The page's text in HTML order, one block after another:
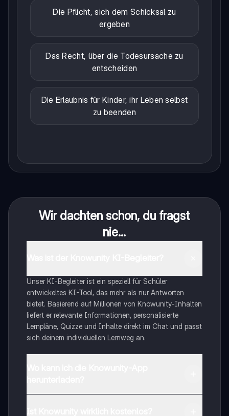
Die Pflicht, sich dem Schicksal zu
ergeben
Das Recht, über die Todesursache zu
entscheiden
Die Erlaubnis für Kinder, ihr Leben selbst
zu beenden
Wir dachten schon, du fragst
nie...
Unser KI-Begleiter ist ein speziell für Schüler
entwickeltes KI-Tool, das mehr als nur Antworten
bietet. Basierend auf Millionen von Knowunity-Inhalten
liefert er relevante Informationen, personalisierte
Lernpläne, Quizze und Inhalte direkt im Chat und passt
sich deinem individuellen Lernweg an.